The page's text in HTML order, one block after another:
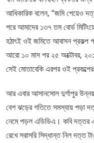
আধিকারিক বলেন, “জমি পেয়েও
পরে আমাদের ১৩৭ তম বোর্ড
হঠাৎই ওই জমিতে আবাসন
আরো ১০ মাস পর ২৫ অক্টোবর,
সেই মোতাবেকি এরপর ওই
আর এবার আসানসোল দুর্গাপুর
বেশ ঝড়ের গতিতে সমস্যায় পড়া
নেমে পড়ল এডিডিএ। কবি দত্তর এ
রেখে সরাসরি সিদ্ধান্ত নিল দত্ত